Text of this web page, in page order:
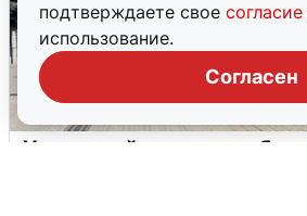
подтверждаете свое согласие
использование.
Согласен
У соседей пожар и сбои: